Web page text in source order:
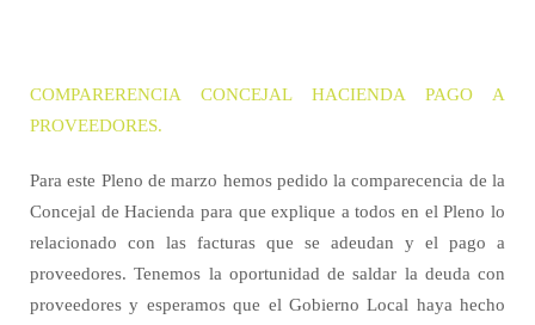
COMPARERENCIA CONCEJAL HACIENDA PAGO A
PROVEEDORES.
Para este Pleno de marzo hemos pedido la comparecencia de la
Concejal de Hacienda para que explique a todos en el Pleno lo
relacionado con las facturas que se adeudan y el pago a
proveedores. Tenemos la oportunidad de saldar la deuda con
proveedores y esperamos que el Gobierno Local haya hecho